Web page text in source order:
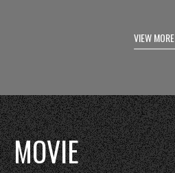
VIEW MORE
MOVIE